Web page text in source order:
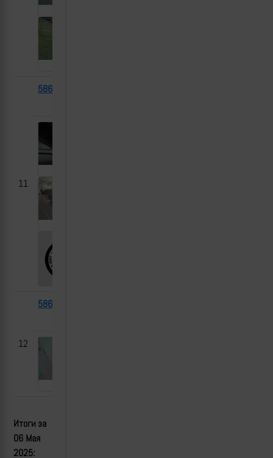
11
58667
12
58640
Итоги за
06 Мая
2025: